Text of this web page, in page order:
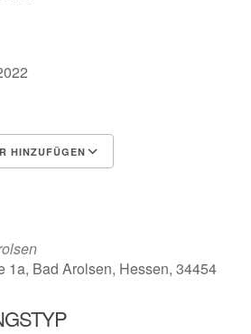
HINZUFÜGEN
1a, Bad Arolsen, Hessen, 34454